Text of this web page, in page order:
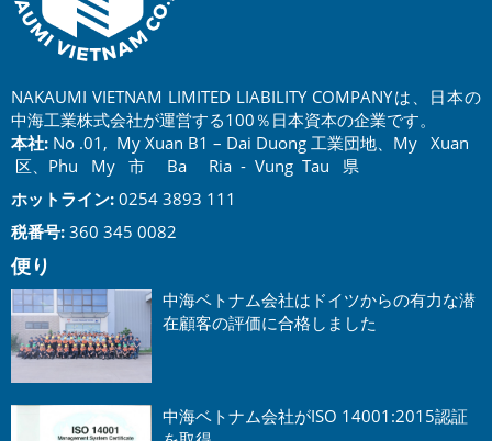
NAKAUMI VIETNAM LIMITED LIABILITY COMPANYは、日本の
中海工業株式会社が運営する100％日本資本の企業です。
本社: No .01, My Xuan B1 – Dai Duong 工業団地、My Xuan
区、Phu My 市 Ba Ria - Vung Tau 県
ホットライン: 0254 3893 111
税番号: 360 345 0082
便り
中海ベトナム会社はドイツからの有力な潜
在顧客の評価に合格しました
中海ベトナム会社がISO 14001:2015認証